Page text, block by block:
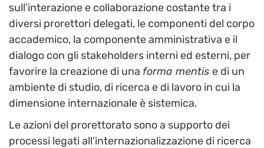
sull’interazione e collaborazione costante tra i
diversi prorettori delegati, le componenti del corpo
accademico, la componente amministrativa e il
dialogo con gli stakeholders interni ed esterni, per
favorire la creazione di una forma mentis e di un
ambiente di studio, di ricerca e di lavoro in cui la
dimensione internazionale è sistemica.
Le azioni del prorettorato sono a supporto dei
processi legati all’internazionalizzazione di ricerca